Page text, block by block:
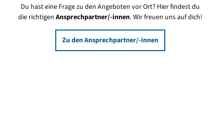
Du hast eine Frage zu den Angeboten vor Ort? Hier findest du
die richtigenAnsprechpartner/-innen. Wir freuen uns auf dich!
Zu den Ansprechpartner/-innen